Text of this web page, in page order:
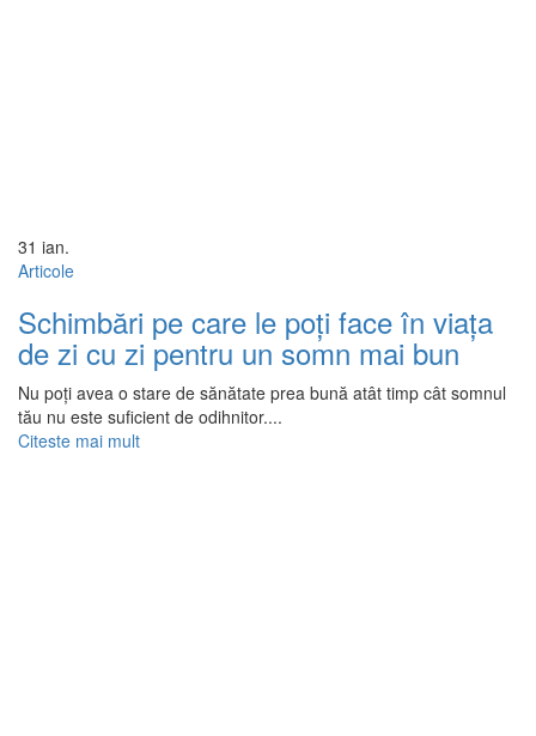
31 ian.
Articole
Schimbări pe care le poți face în viața
de zi cu zi pentru un somn mai bun
Nu poți avea o stare de sănătate prea bună atât timp cât somnul
tău nu este suficient de odihnitor....
Citeste mai mult